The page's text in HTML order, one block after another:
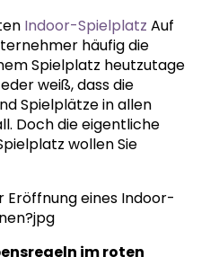
Indoor-Spielplatz Auf
häufig die
Spielplatz heutzutage
weiß, dass die
Spielplätze in allen
Doch die eigentliche
wollen Sie
im roten